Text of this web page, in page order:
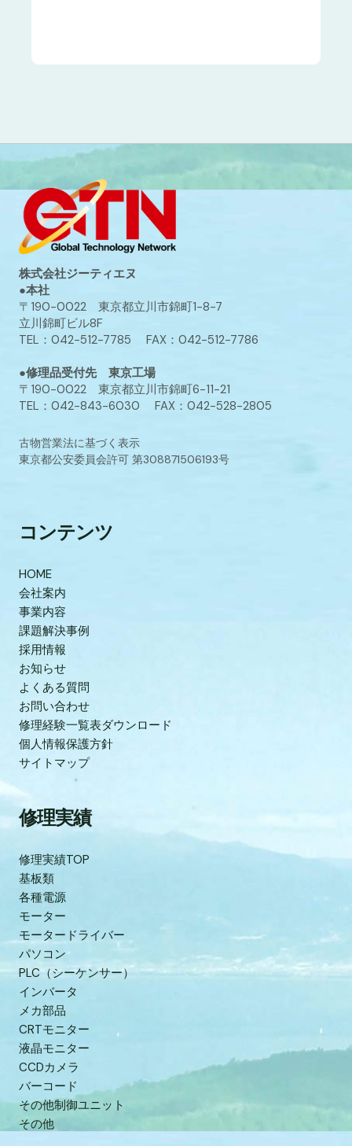
株式会社ジーティエヌ
●本社
〒190-0022 東京都立川市錦町1-8-7
立川錦町ビル8F
TEL：042-512-7785 FAX：042-512-7786
●修理品受付先 東京工場
〒190-0022 東京都立川市錦町6-11-21
TEL：042-843-6030 FAX：042-528-2805
古物営業法に基づく表示
東京都公安委員会許可 第308871506193号
コンテンツ
HOME
会社案内
事業内容
課題解決事例
採用情報
お知らせ
よくある質問
お問い合わせ
修理経験一覧表ダウンロード
個人情報保護方針
サイトマップ
修理実績
修理実績TOP
基板類
各種電源
モーター
モータードライバー
パソコン
PLC（シーケンサー）
インバータ
メカ部品
CRTモニター
液晶モニター
CCDカメラ
バーコード
その他制御ユニット
その他